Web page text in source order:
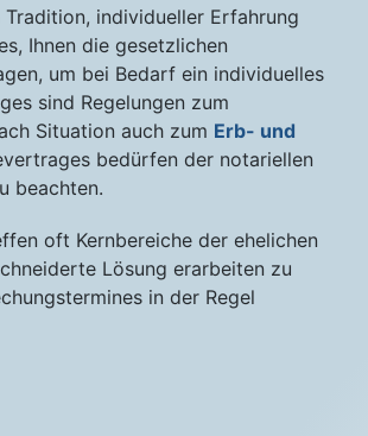
individueller Erfahrung
Ihnen die gesetzlichen
um bei Bedarf ein individuelles
sind Regelungen zum
Situation auch zum Erb- und
bedürfen der notariellen
beachten.
oft Kernbereiche der ehelichen
Lösung erarbeiten zu
in der Regel